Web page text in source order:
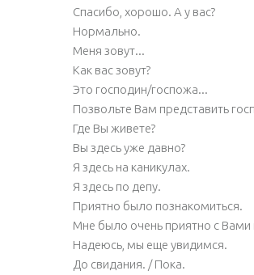
Спасибо, хорошо. А у вас?
Нормально.
Меня зовут...
Как вас зовут?
Это господин/госпожа...
Позвольте Вам представить
Где Вы живете?
Вы здесь уже давно?
Я здесь на каникулах.
Я здесь по депу.
Приятно было познакомиться.
Мне было очень приятно с Вами
Надеюсь, мы еще увидимся.
До свидания. / Пока.